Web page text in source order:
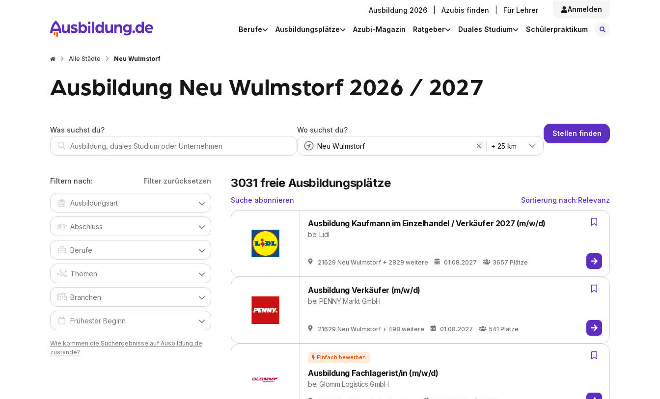
Ausbildung 2026 Azubis finden Für Lehrer Anmelden
Berufe Ausbildungsplätze Azubi-Magazin Ratgeber Duales Studium Schülerpraktikum
Alle Städte Neu Wulmstorf
Ausbildung Neu Wulmstorf 2026 / 2027
Was suchst du?
Wo suchst du?
+ 25 km
Stellen finden
Filtern nach: Filter zurücksetzen
Wie kommen die Suchergebnisse auf Ausbildung.de
zustande?
3031 freie Ausbildungsplätze
Suche abonnieren Sortierung nach:Relevanz
Ausbildung Kaufmann im Einzelhandel / Verkäufer 2027 (m/w/d)
beiLidl
21629 Neu Wulmstorf + 2829 weitere 01.08.2027 3657 Plätze
Ausbildung Verkäufer (m/w/d)
beiPENNY Markt GmbH
21629 Neu Wulmstorf + 498 weitere 01.08.2027 541 Plätze
Ausbildung Fachlagerist/in (m/w/d)
beiGlomm Logistics GmbH